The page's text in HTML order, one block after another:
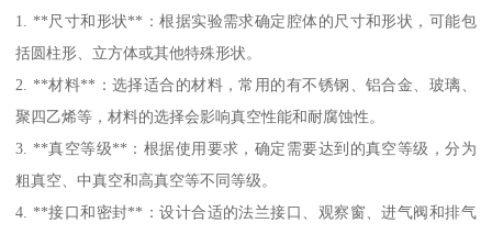
1. **尺寸和形状**：根据实验需求确定腔体的尺寸和形状，可能包
括圆柱形、立方体或其他特殊形状。
2. **材料**：选择适合的材料，常用的有不锈钢、铝合金、玻璃、
聚四乙烯等，材料的选择会影响真空性能和耐腐蚀性。
3. **真空等级**：根据使用要求，确定需要达到的真空等级，分为
粗真空、中真空和高真空等不同等级。
4. **接口和密封**：设计合适的法兰接口、观察窗、进气阀和排气